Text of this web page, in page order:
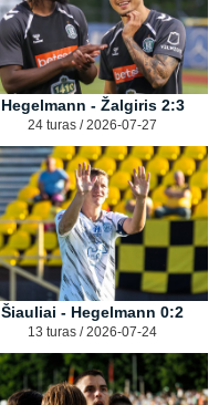
Hegelmann - Žalgiris 2:3
24 turas / 2026-07-27
Šiauliai - Hegelmann 0:2
13 turas / 2026-07-24